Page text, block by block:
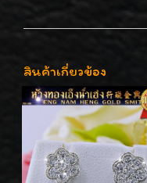
สินค้าเกี่ยวข้อง